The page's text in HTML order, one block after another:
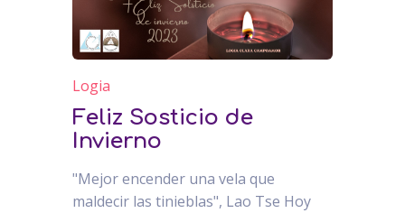
Logia
Feliz Sosticio de
Invierno
"Mejor encender una vela que
maldecir las tinieblas", Lao Tse Hoy